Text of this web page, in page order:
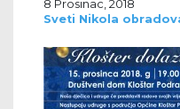
8 Prosinac, 2018
Sveti Nikola